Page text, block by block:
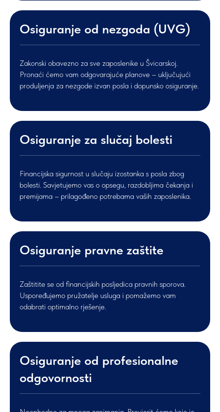
Osiguranje od nezgoda (UVG)
Zakonski obavezno za sve zaposlenike u Švicarskoj.
Pronaći ćemo vam odgovarajuće planove – uključujući
produljenja za nezgode izvan posla i dopunsko osiguranje.
Osiguranje za slučaj bolesti
Financijska sigurnost u slučaju izostanka s posla zbog
bolesti. Savjetujemo vas o opsegu, razdobljima čekanja i
premijama – prilagođeno potrebama vaših zaposlenika.
Osiguranje pravne zaštite
Zaštitite se od financijskih posljedica pravnih sporova.
Uspoređujemo pružatelje usluga i pomažemo vam
odabrati optimalno rješenje.
Osiguranje od profesionalne
odgovornosti